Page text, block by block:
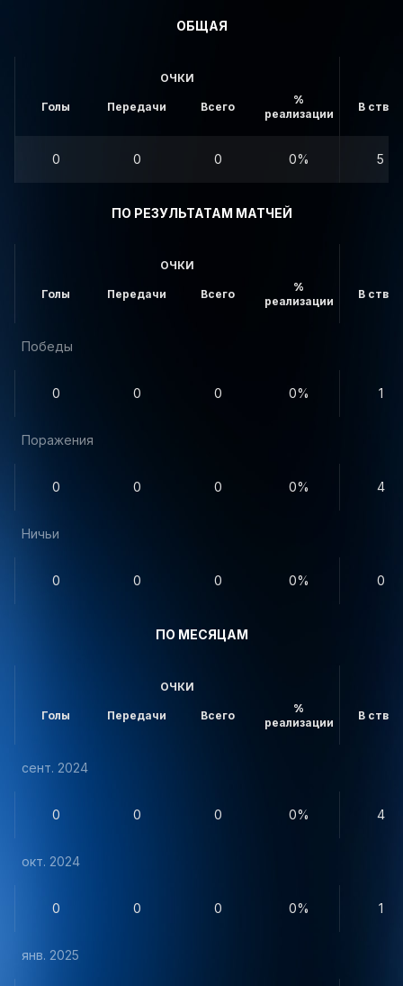
ОБЩАЯ
ОЧКИ
Голы Передачи Всего
%
реализации
В створ
0 0 0 0% 5
ПО РЕЗУЛЬТАТАМ МАТЧЕЙ
ОЧКИ
Голы Передачи Всего
%
реализации
В створ
Победы
0 0 0 0% 1
Поражения
0 0 0 0% 4
Ничьи
0 0 0 0% 0
ПО МЕСЯЦАМ
ОЧКИ
Голы Передачи Всего
%
реализации
В створ
сент. 2024
0 0 0 0% 4
окт. 2024
0 0 0 0% 1
янв. 2025